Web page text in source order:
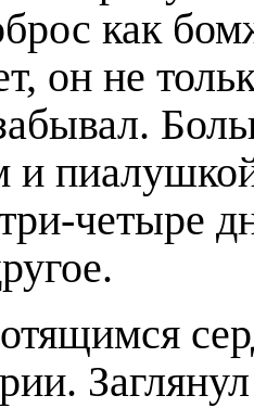
как
он не
и
четыре